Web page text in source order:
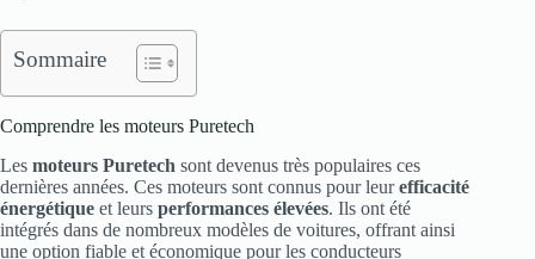
Sommaire
Comprendre les moteurs Puretech
Les moteurs Puretech sont devenus très populaires ces
dernières années. Ces moteurs sont connus pour leurefficacité
énergétique et leurs performances élevées. Ils ont été
intégrés dans de nombreux modèles de voitures, offrant ainsi
une option fiable et économique pour les conducteurs